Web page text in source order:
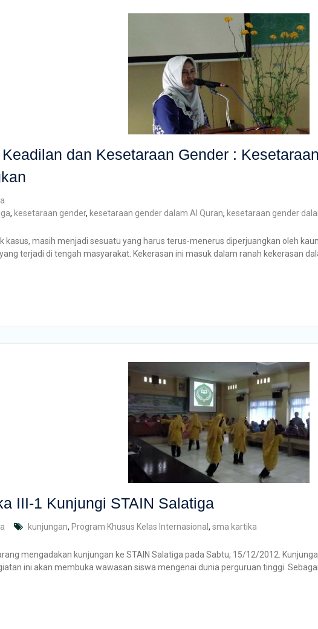
dan Kesetaraan Gender :
, kesetaraan gender, kesetaraan gender dalam Al Quran, kesetaraan gender
kasus, masih menjadi sesuatu yang harus terus-menerus diperjuangkan oleh
terjadi di tengah masyarakat. Kekerasan ini masuk dalam ranah kekerasan
III-1 Kunjungi STAIN Salatiga
kunjungan, Program Khusus Kelas Internasional , sma kartika
mengadakan kunjungan ke STAIN Salatiga pada Sabtu, 15/12/2012.
ini akan membuka wawasan siswa mengenai dunia perguruan tinggi.